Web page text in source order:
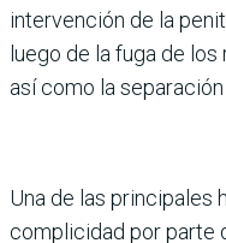
intervención de la
luego de la fuga de
así como la
Una de las principales
complicidad por parte